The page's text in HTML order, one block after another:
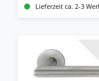
Lieferzeit ca. 2-3